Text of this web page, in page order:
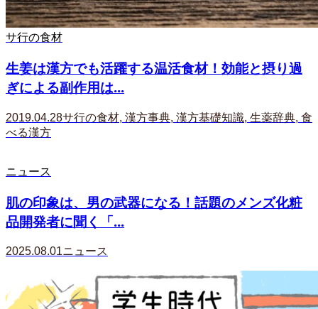
サ行の食材
生姜は漢方でも活躍する温活食材！効能と摂り過
ぎによる副作用は...
2019.04.28サ行の食材, 漢方事典, 漢方基礎知識, 生薬辞典, 食
べる漢方
ニュース
肌の印象は、男の武器になる！話題のメンズ化粧
品開発者に聞く「...
2025.08.01ニュース